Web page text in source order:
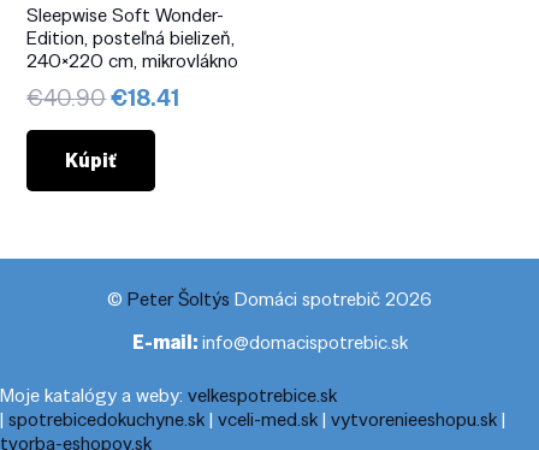
Sleepwise Soft Wonder-
Edition, posteľná bielizeň,
240×220 cm, mikrovlákno
€40.90Pôvodná
cena
bola:
€40.90.
€18.41
Kúpiť
© Peter Šoltýs Domáci spotrebič 2026
E-mail:info@domacispotrebic.sk
Moje katalógy a weby: velkespotrebice.sk
| spotrebicedokuchyne.sk| vceli-med.sk| vytvorenieeshopu.sk|
tvorba-eshopov.sk